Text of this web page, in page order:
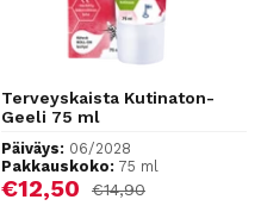
Terveyskaista Kutinaton-
Geeli 75 ml
Päiväys: 06/2028
Pakkauskoko: 75 ml
Alennushinta
€12,50 Normaalihinta
€14,90